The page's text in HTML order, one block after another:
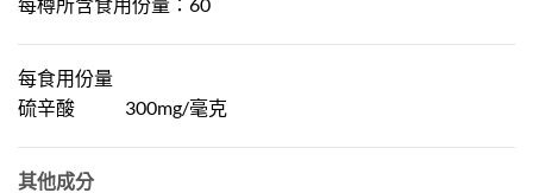
每食用份量
硫辛酸 300mg/毫克
其他成分